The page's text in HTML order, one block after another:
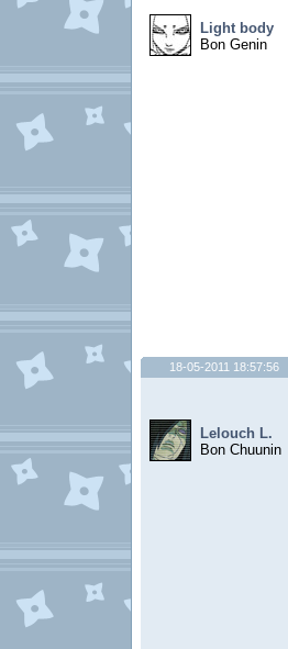
Light body
Bon Genin
18-05-2011 18:57:56
Lelouch L.
Bon Chuunin